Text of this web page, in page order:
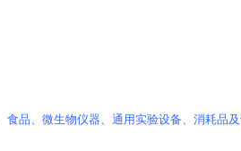
品、微生物仪器、通用实验设备、消耗品